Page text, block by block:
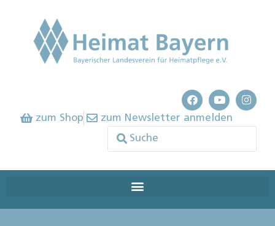
zum Shop zum Newsletter anmelden